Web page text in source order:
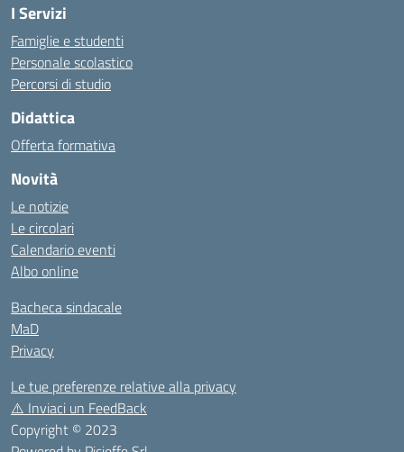
I Servizi
Famiglie e studenti
Personale scolastico
Percorsi di studio
Didattica
Offerta formativa
Novità
Le notizie
Le circolari
Calendario eventi
Albo online
Bacheca sindacale
MaD
Privacy
Le tue preferenze relative alla privacy
⚠️ Inviaci un FeedBack
Copyright © 2023